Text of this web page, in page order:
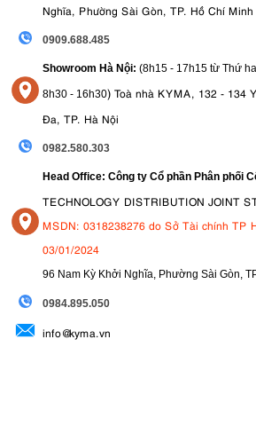
Nghĩa, Phường Sài Gòn, TP. Hồ Chí Minh
0909.688.485
Showroom Hà Nội: (8h15 - 17h15 từ Thứ
8h30 - 16h30) Toà nhà KYMA, 132 - 134
Đa, TP. Hà Nội
0982.580.303
Head Office: Công ty Cổ phần Phân phối
TECHNOLOGY DISTRIBUTION JOINT
MSDN: 0318238276 do Sở Tài chính TP
03/01/2024
96 Nam Kỳ Khởi Nghĩa, Phường Sài Gòn,
0984.895.050
info@kyma.vn